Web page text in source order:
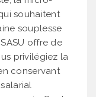
souhaitent
souplesse
offre de
privilégiez la
conservant